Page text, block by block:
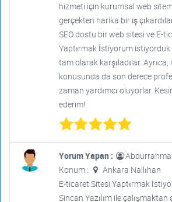
hizmeti için kurumsal web
gerçekten harika bir iş
SEO dostu bir web sitesi ve E-
Yaptırmak İstiyorum
tam olarak karşıladılar.
konusunda da son derece
zaman yardımcı oluyorlar.
ederim!
Yorum Yapan :
Konum :
Ankara Nallıhan
E-ticaret Sitesi Yaptırmak
Sincan Yazılım ile